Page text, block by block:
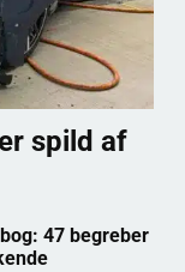
spild af
47 begreber